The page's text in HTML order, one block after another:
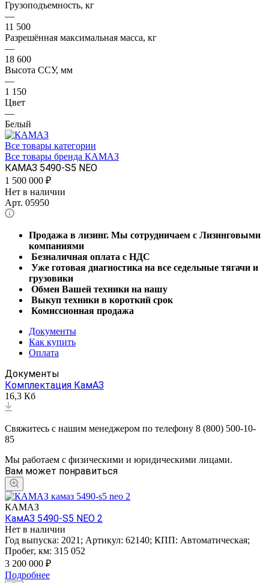
Грузоподъемность, кг
—
11 500
Разрешённая максимальная масса, кг
—
18 600
Высота ССУ, мм
—
1 150
Цвет
—
Белый
Все товары категории
Все товары бренда КАМАЗ
КАМАЗ 5490-S5 NEO
1 500 000 ₽
Нет в наличии
Арт. 05950
Продажа в лизинг. Мы сотрудничаем с Лизинговыми
компаниями
Безналичная оплата с НДС
Уже готовая диагностика на все седельные тягачи и
грузовики
Обмен Вашей техники на нашу
Выкуп техники в короткий срок
Комиссионная продажа
Документы
Как купить
Оплата
Документы
Комплектация КамАЗ
16,3 Кб
Свяжитесь с нашим менеджером по телефону 8 (800) 500-10-
85
Мы работаем с физическими и юридическими лицами.
Вам может понравиться
КАМАЗ
КамАЗ 5490-S5 NEO 2
Нет в наличии
Год выпуска: 2021 ; Артикул: 62140; КПП: Автоматическая;
Пробег, км: 315 052
3 200 000 ₽
Подробнее